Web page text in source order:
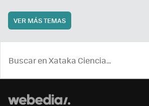
VER MÁS TEMAS